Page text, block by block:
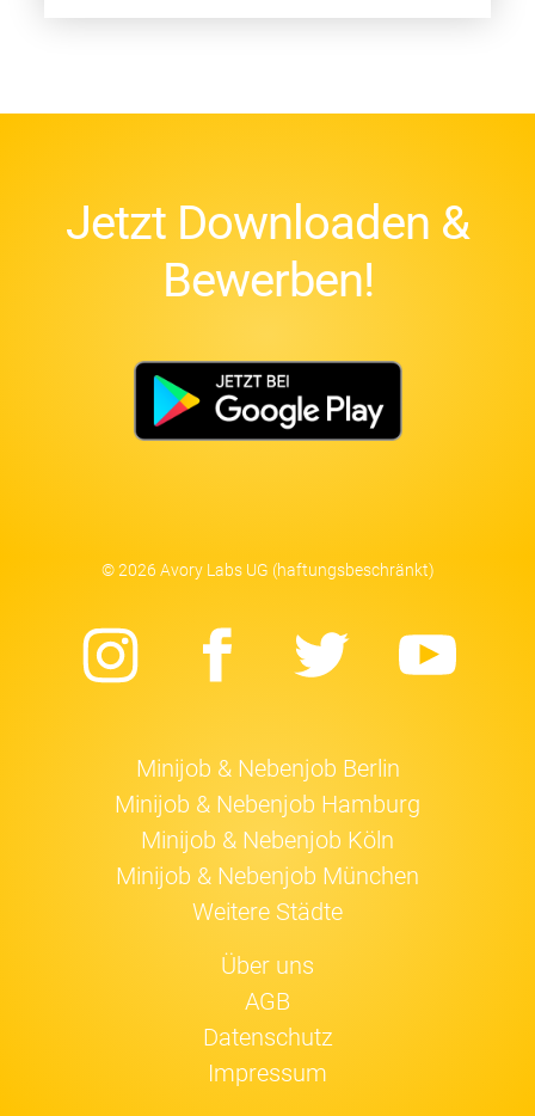
Jetzt Downloaden &
Bewerben!
© 2026 Avory Labs UG (haftungsbeschränkt)
Instagram
Facebook
Twitter
Minijob & Nebenjob Berlin
Minijob & Nebenjob Hamburg
Minijob & Nebenjob Köln
Minijob & Nebenjob München
Weitere Städte
Über uns
AGB
Datenschutz
Impressum